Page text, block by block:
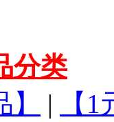
分类
|
【